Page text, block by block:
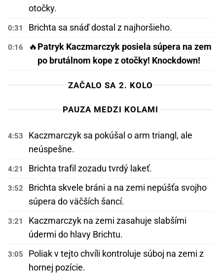
otočky.
0:31 Brichta sa snáď dostal z najhoršieho.
0:16 🔥Patryk Kaczmarczyk posiela súpera na zem
po brutálnom kope z otočky! Knockdown!
ZAČALO SA 2. KOLO
PAUZA MEDZI KOLAMI
4:53
Kaczmarczyk sa pokúšal o arm triangl, ale
neúspešne.
4:21 Brichta trafil zozadu tvrdý lakeť.
3:52
Brichta skvele bráni a na zemi nepúšťa svojho
súpera do väčších šancí.
3:21
Kaczmarczyk na zemi zasahuje slabšími
údermi do hlavy Brichtu.
3:05
Poliak v tejto chvíli kontroluje súboj na zemi z
hornej pozície.